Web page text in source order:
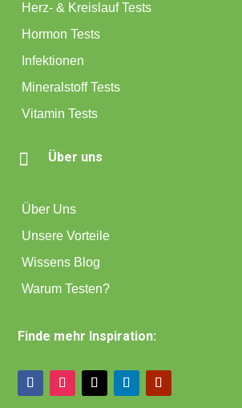
Herz- & Kreislauf Tests
Hormon Tests
Infektionen
Mineralstoff Tests
Vitamin Tests
 Über uns
Über Uns
Unsere Vorteile
Wissens Blog
Warum Testen?
Finde mehr Inspiration: